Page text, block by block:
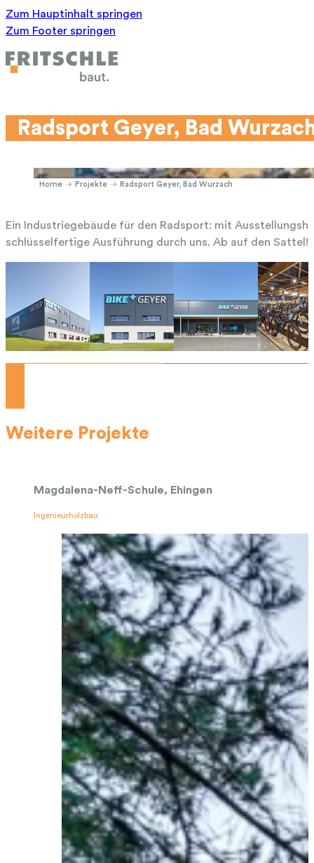
Zum Hauptinhalt springen
Zum Footer springen
Radsport Geyer, Bad
Home Projekte Radsport Geyer, Bad Wurzach
Ein Industriegebäude für den Radsport: mit
schlüsselfertige Ausführung durch uns. Ab auf den Sattel!
Weitere Projekte
Magdalena-Neff-Schule, Ehingen
Ingenieurholzbau